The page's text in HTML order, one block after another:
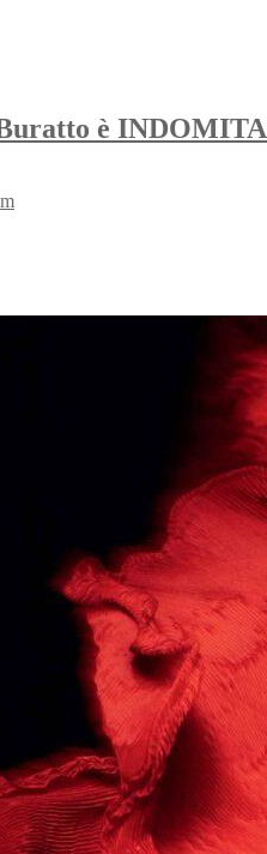
è INDOMITA